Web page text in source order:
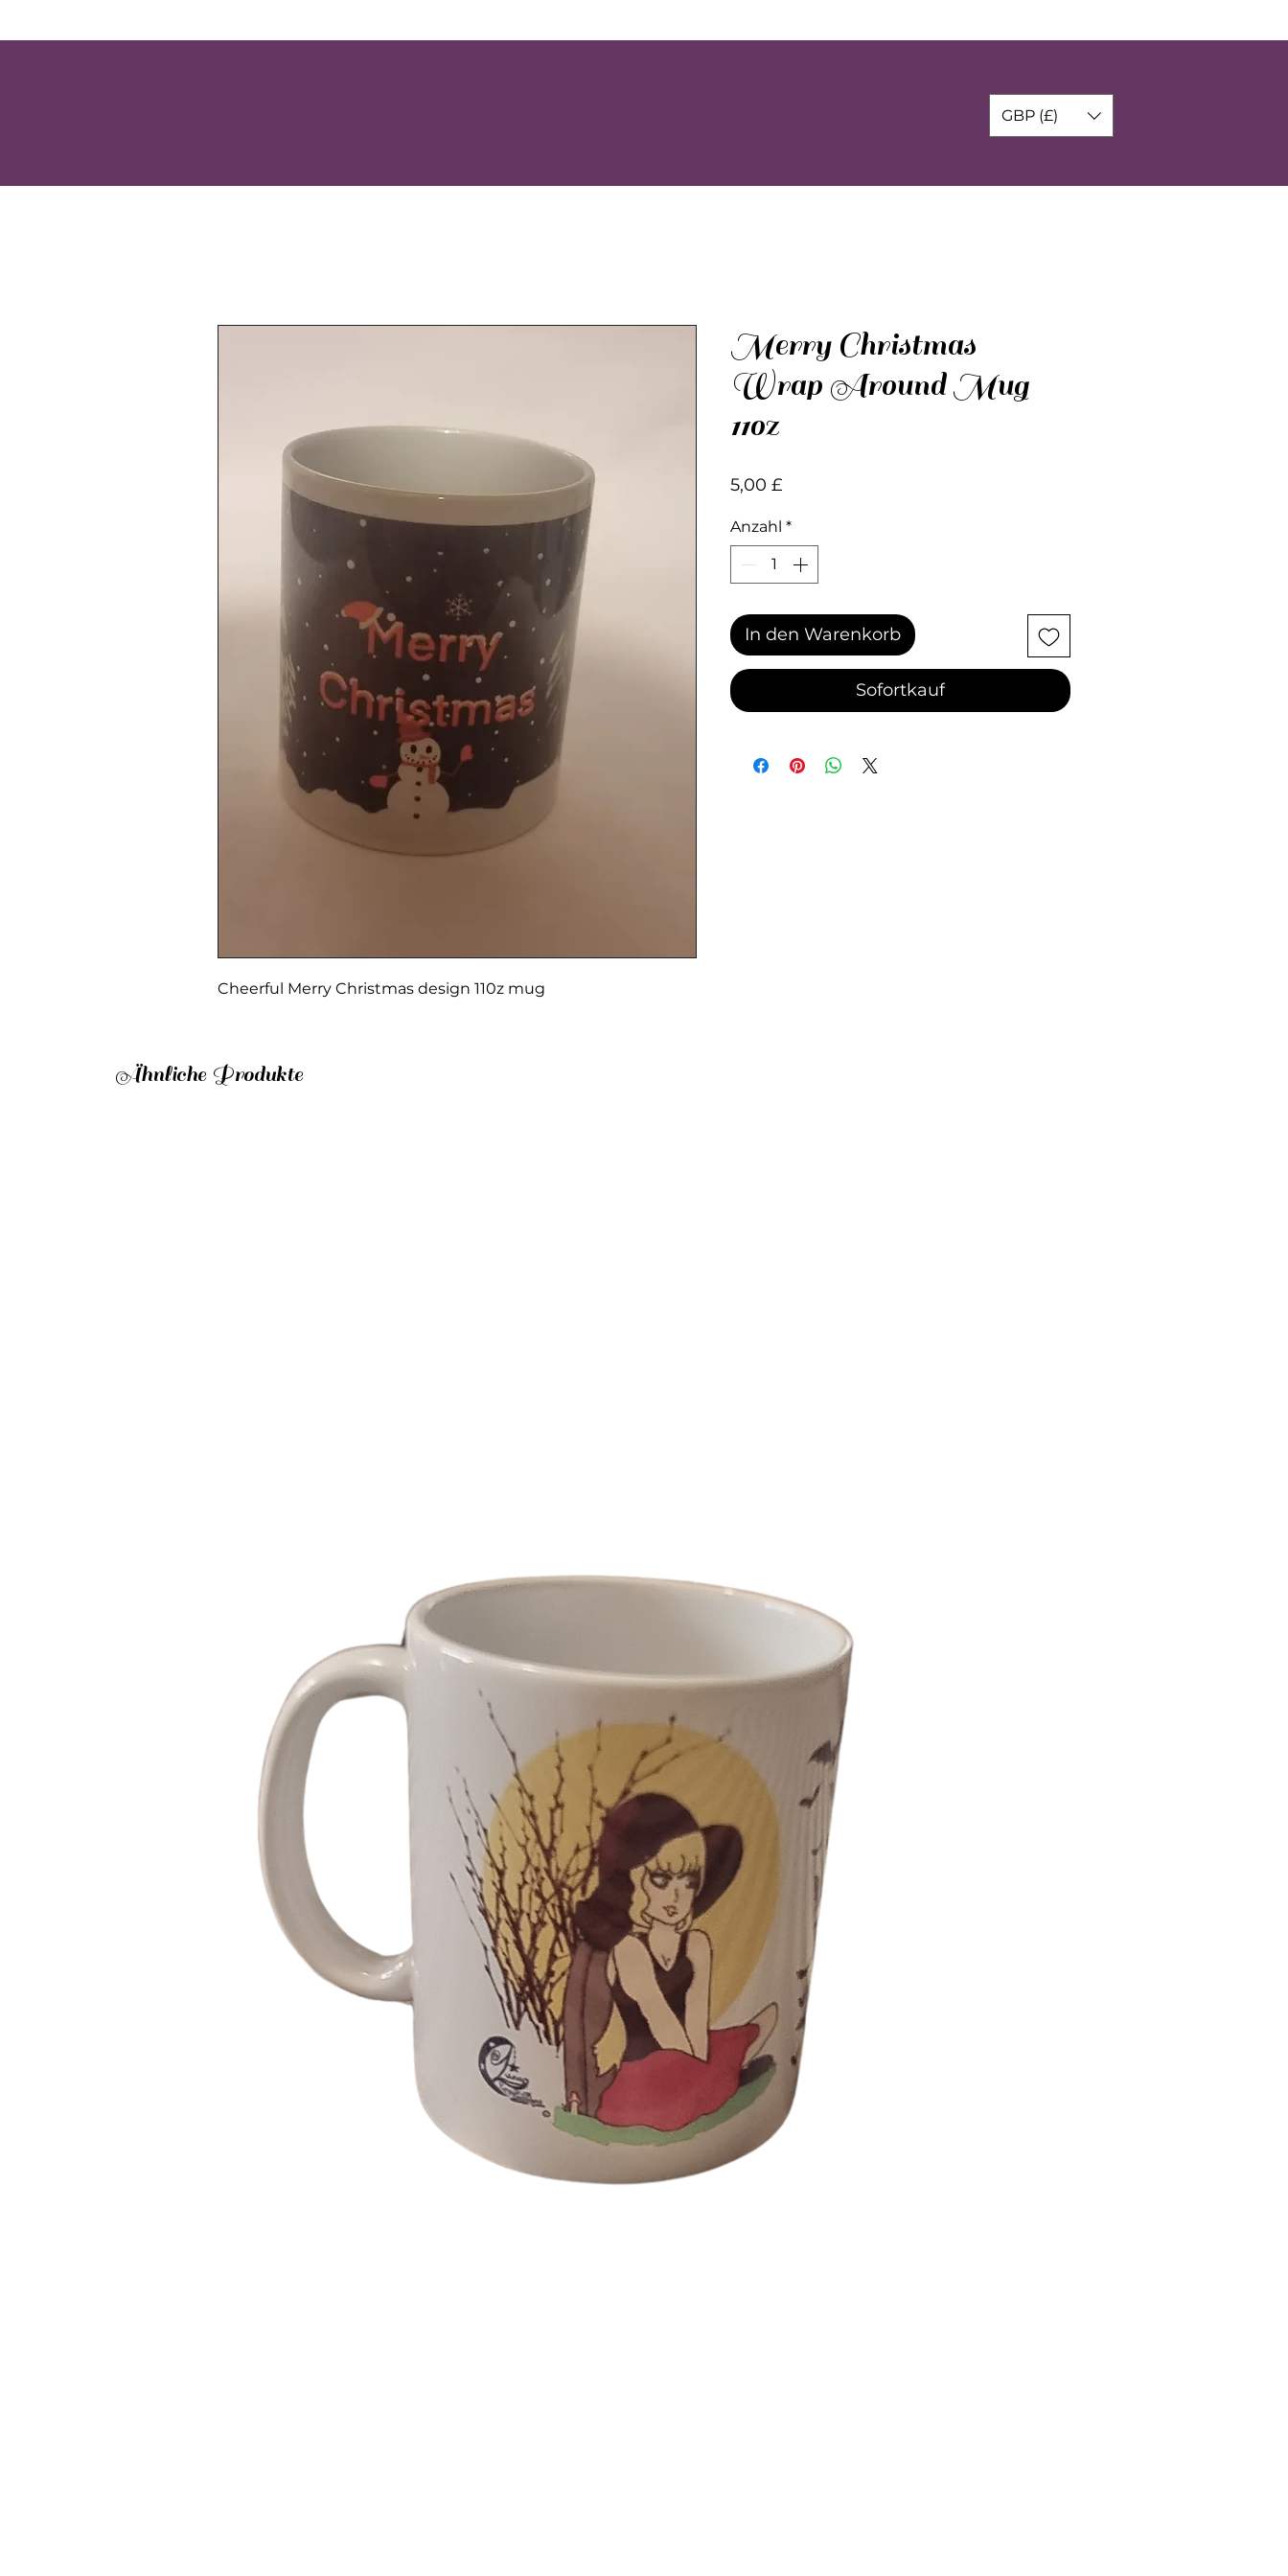
GBP (£)
Cheerful Merry Christmas design 110z mug
Merry Christmas
Wrap Around Mug
11oz
5,00 £Preis
Anzahl *
In den Warenkorb
Sofortkauf
Ähnliche Produkte